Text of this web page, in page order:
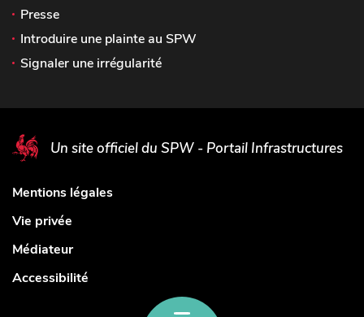
Presse
Introduire une plainte au SPW
Signaler une irrégularité
Un site officiel du SPW - Portail Infrastructures
Mentions légales
Vie privée
Médiateur
Accessibilité